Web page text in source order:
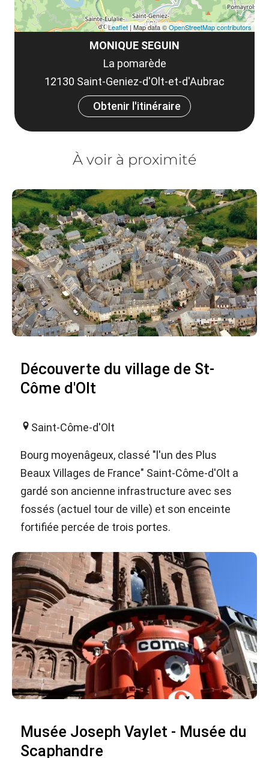
MONIQUE SEGUIN
La pomarède
12130 Saint-Geniez-d'Olt-et-d'Aubrac
Obtenir l'itinéraire
Leaflet | Map data ©OpenStreetMap contributors
À voir à proximité
Découverte du village de St-
Côme d'Olt
Saint-Côme-d'Olt
Bourg moyenâgeux, classé "l'un des Plus
Beaux Villages de France" Saint-Côme-d'Olt a
gardé son ancienne infrastructure avec ses
fossés (actuel tour de ville) et son enceinte
fortifiée percée de trois portes.
Musée Joseph Vaylet - Musée du
Scaphandre